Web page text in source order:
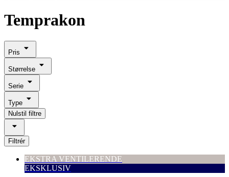
Temprakon
Pris
Størrelse
Serie
Type
Nulstil filtre
Filtrér
EKSTRA VENTILERENDE
EKSKLUSIV